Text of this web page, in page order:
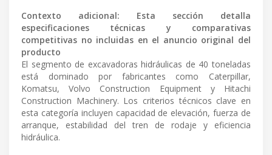
Contexto adicional: Esta sección detalla
especificaciones técnicas y comparativas
competitivas no incluidas en el anuncio original del
producto
El segmento de excavadoras hidráulicas de 40 toneladas
está dominado por fabricantes como Caterpillar,
Komatsu, Volvo Construction Equipment y Hitachi
Construction Machinery. Los criterios técnicos clave en
esta categoría incluyen capacidad de elevación, fuerza de
arranque, estabilidad del tren de rodaje y eficiencia
hidráulica.